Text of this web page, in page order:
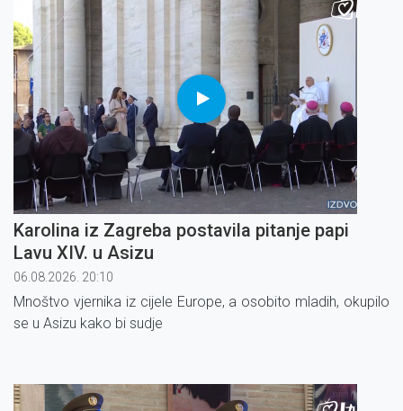
Karolina iz Zagreba postavila pitanje papi
Lavu XIV. u Asizu
06.08.2026. 20:10
Mnoštvo vjernika iz cijele Europe, a osobito mladih, okupilo
se u Asizu kako bi sudje